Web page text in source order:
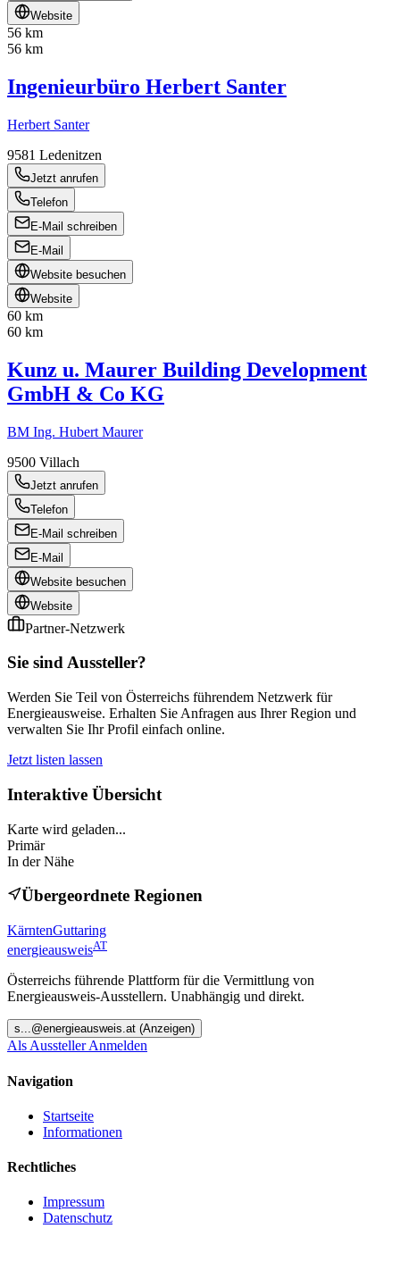
Website
56 km
56 km
Ingenieurbüro Herbert Santer
Herbert Santer
9581 Ledenitzen
Jetzt anrufen
Telefon
E-Mail schreiben
E-Mail
Website besuchen
Website
60 km
60 km
Kunz u. Maurer Building Development
GmbH & Co KG
BM Ing. Hubert Maurer
9500 Villach
Jetzt anrufen
Telefon
E-Mail schreiben
E-Mail
Website besuchen
Website
Partner-Netzwerk
Sie sind Aussteller?
Werden Sie Teil von Österreichs führendem Netzwerk für
Energieausweise. Erhalten Sie Anfragen aus Ihrer Region und
verwalten Sie Ihr Profil einfach online.
Jetzt listen lassen
Interaktive Übersicht
Karte wird geladen...
Primär
In der Nähe
Übergeordnete Regionen
KärntenGuttaring
energieausweisAT
Österreichs führende Plattform für die Vermittlung von
Energieausweis-Ausstellern. Unabhängig und direkt.
s...@energieausweis.at (Anzeigen)
Als Aussteller Anmelden
Navigation
Startseite
Informationen
Rechtliches
Impressum
Datenschutz